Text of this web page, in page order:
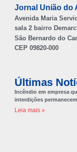
Jornal União do
Avenida Maria
sala 2 bairro
São Bernardo do
CEP 09820-000
Últimas
Incêndio em empresa
interdições permanecem
Leia mais »